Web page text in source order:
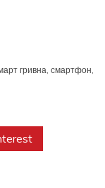
гривна смартфон